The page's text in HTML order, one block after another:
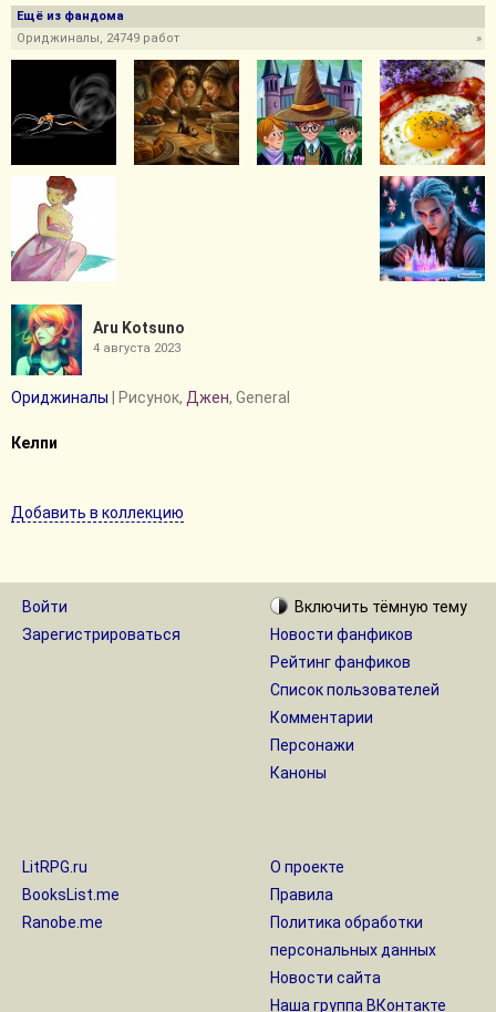
Aru Kotsuno
4 августа 2023
Ориджиналы | Рисунок, Джен, General
Келпи
Добавить в коллекцию
Ещё из фандома
»
Ориджиналы, 24749 работ
Войти
Зарегистрироваться
Включить тёмную тему
Новости фанфиков
Рейтинг фанфиков
Список пользователей
Комментарии
Персонажи
Каноны
LitRPG.ru
BooksList.me
Ranobe.me
О проекте
Правила
Политика обработки
персональных данных
Новости сайта
Наша группа ВКонтакте